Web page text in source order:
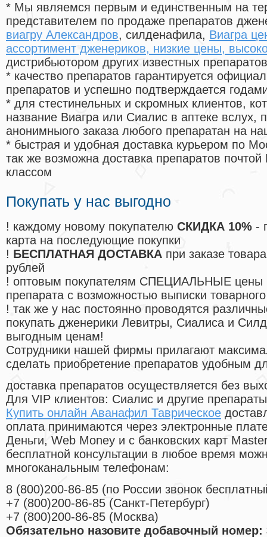
* Мы являемся первым и единственным на
представителем по продаже препаратов
виагру Александров, силденафила, Виагра
ассортимент дженериков, низкие цены,
дистрибьютором других известных препаратов
* качество препаратов гарантируется
препаратов и успешно подтверждается
* для стестинельных и скромных клиентов,
название Виагра или Сиалис в аптеке вслух,
анонимныого заказа любого препаратан на
* быстрая и удобная доставка курьером по
так же возможна доставка препаратов
классом
Покупать у нас выгодно
! каждому новому покупателю СКИДКА 10% -
карта на последующие покупки
! БЕСПЛАТНАЯ ДОСТАВКА при заказе
рублей
! оптовым покупателям СПЕЦИАЛЬНЫЕ цены
препарата с возможностью выписки
! так же у нас постоянно проводятся
покупать дженерики Левитры, Сиалиса и
выгодным ценам!
Cотрудники нашей фирмы прилагают
сделать приобретение препаратов удобным
доставка препаратов осуществляется без
Для VIP клиентов: Сиалис и другие
Купить онлайн Аванафил Таврическое
оплата принимаются через электронные
Деньги, Web Money и с банковских карт
бесплатной консультации в любое время
многоканальным телефонам:
8 (800)200-86-85 (по России звонок
+7 (800)200-86-85 (Санкт-Петербург)
+7 (800)200-86-85 (Москва)
Обязательно назовите добавочный номер: